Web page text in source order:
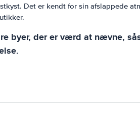
Det er kendt for sin afslappede
byer, der er værd at nævne,